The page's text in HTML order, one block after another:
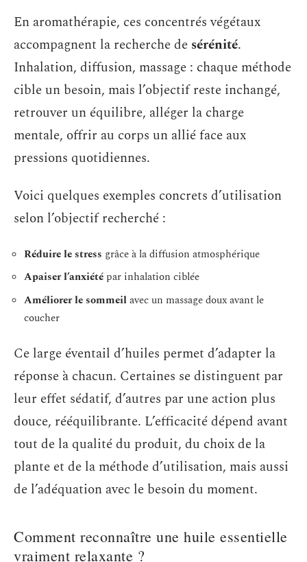
En aromathérapie, ces concentrés végétaux
accompagnent la recherche de sérénité.
Inhalation, diffusion, massage : chaque méthode
cible un besoin, mais l’objectif reste inchangé,
retrouver un équilibre, alléger la charge
mentale, offrir au corps un allié face aux
pressions quotidiennes.
Voici quelques exemples concrets d’utilisation
selon l’objectif recherché :
Réduire le stress grâce à la diffusion atmosphérique
Apaiser l’anxiété par inhalation ciblée
Améliorer le sommeilavec un massage doux avant le
coucher
Ce large éventail d’huiles permet d’adapter la
réponse à chacun. Certaines se distinguent par
leur effet sédatif, d’autres par une action plus
douce, rééquilibrante. L’efficacité dépend avant
tout de la qualité du produit, du choix de la
plante et de la méthode d’utilisation, mais aussi
de l’adéquation avec le besoin du moment.
Comment reconnaître une huile essentielle
vraiment relaxante ?